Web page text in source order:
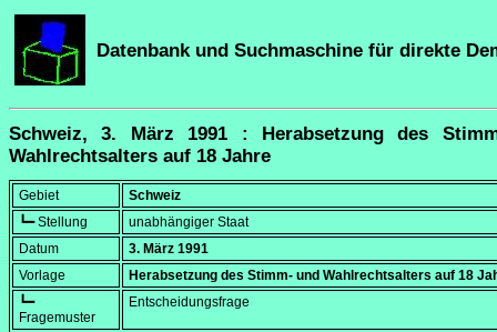
Datenbank und Suchmaschine für direkte
Schweiz, 3. März 1991 : Herabsetzung des
Wahlrechtsalters auf 18 Jahre
Gebiet
Schweiz
┗━ Stellung
unabhängiger Staat
Datum
3. März 1991
Vorlage
Herabsetzung des Stimm- und Wahlrechtsalters auf 18
┗━
Fragemuster
Entscheidungsfrage